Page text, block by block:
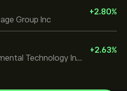
Group Inc
+2.80%
CDT Environmental Technology Investment Holdings L
+2.63%